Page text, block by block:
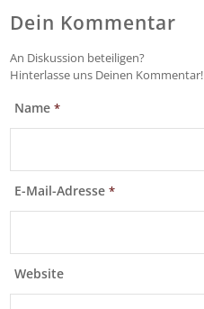
Dein Kommentar
An Diskussion beteiligen?
Hinterlasse uns Deinen Kommentar!
Name*
E-Mail-Adresse*
Website